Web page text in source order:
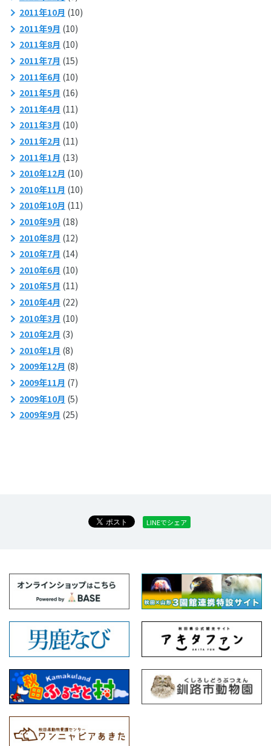
2011年10月 (10)
2011年9月 (10)
2011年8月 (10)
2011年7月 (15)
2011年6月 (10)
2011年5月 (16)
2011年4月 (11)
2011年3月 (10)
2011年2月 (11)
2011年1月 (13)
2010年12月 (10)
2010年11月 (10)
2010年10月 (11)
2010年9月 (18)
2010年8月 (12)
2010年7月 (14)
2010年6月 (10)
2010年5月 (11)
2010年4月 (22)
2010年3月 (10)
2010年2月 (3)
2010年1月 (8)
2009年12月 (8)
2009年11月 (7)
2009年10月 (5)
2009年9月 (25)
LINEでシェア